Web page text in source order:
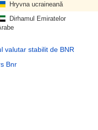
Hryvna ucraineană
Dirhamul Emiratelor
valutar stabilit de BNR
Bnr